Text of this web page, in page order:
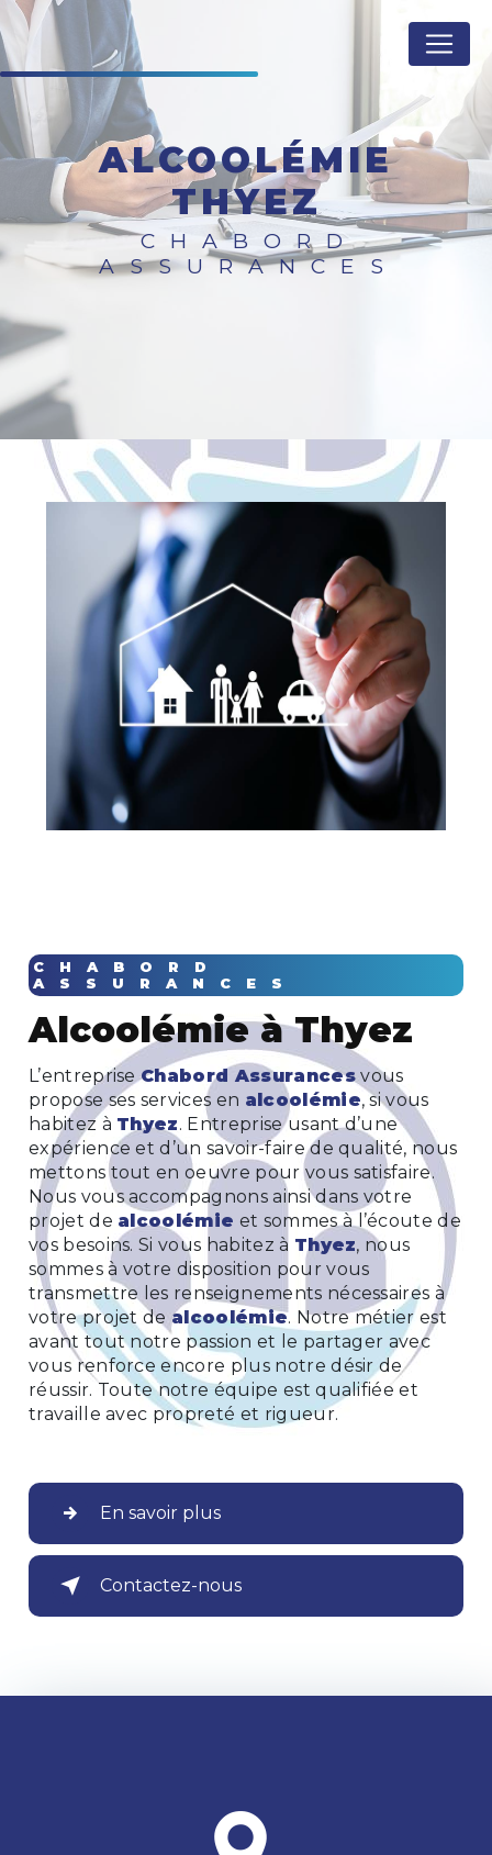
ALCOOLÉMIE
THYEZ
CHABORD
ASSURANCES
CHABORD
ASSURANCES
alcoolémie à Thyez
L’entrepriseChabord Assurancesvous
propose ses services en alcoolémie, si vous
habitez à Thyez. Entreprise usant d’une
expérience et d’un savoir-faire de qualité, nous
mettons tout en oeuvre pour vous satisfaire.
Nous vous accompagnons ainsi dans votre
projet de alcoolémie et sommes à l’écoute de
vos besoins. Si vous habitez à Thyez, nous
sommes à votre disposition pour vous
transmettre les renseignements nécessaires à
votre projet de alcoolémie. Notre métier est
avant tout notre passion et le partager avec
vous renforce encore plus notre désir de
réussir. Toute notre équipe est qualifiée et
travaille avec propreté et rigueur.
En savoir plus
Contactez-nous
Panneau de gestion des cookies